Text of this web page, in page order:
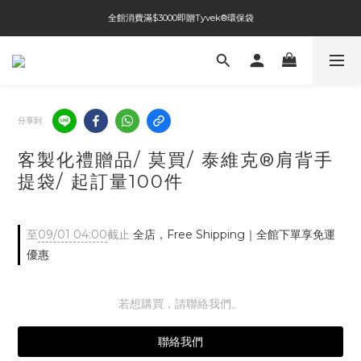
全館免運費
全館消費滿$3000即贈Tyvek®環保袋
分享到
客製化禮贈品/ 莫買/ 泰維克®肩背手
提袋/ 起訂量100件
至09/01 04:00截止 全店，Free Shipping｜全館下單享免運
優惠
若想購買，請聯絡我們。
聯絡我們